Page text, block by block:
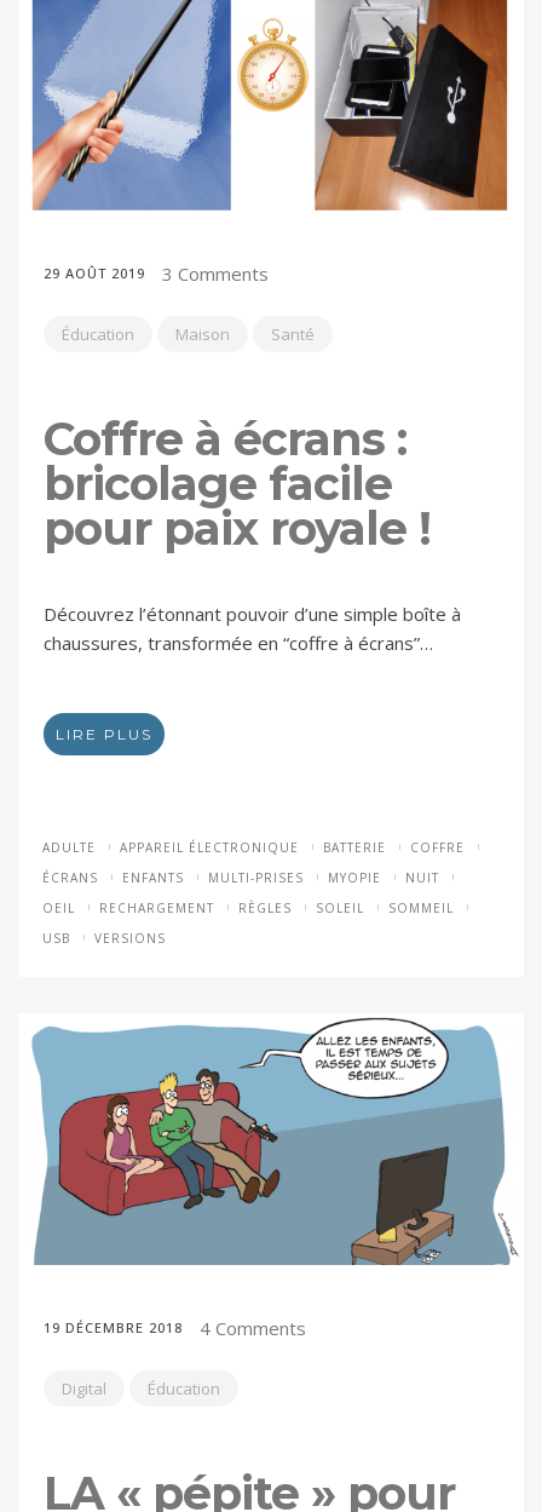
29 AOÛT 2019 3 Comments
Éducation Maison Santé
Coffre à écrans :
bricolage facile
pour paix royale !
Découvrez l’étonnant pouvoir d’une simple boîte à
chaussures, transformée en “coffre à écrans”…
LIRE PLUS
ADULTE APPAREIL ÉLECTRONIQUE BATTERIE
COFFRE
ÉCRANS
ENFANTS MULTI-PRISES MYOPIE
NUIT
OEIL
RECHARGEMENT RÈGLES SOLEIL
SOMMEIL
USB
VERSIONS
19 DÉCEMBRE 2018 4 Comments
Digital Éducation
LA « pépite » pour